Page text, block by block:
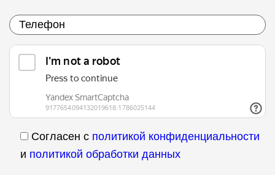
Согласен с политикой конфиденциальности
и политикой обработки данных